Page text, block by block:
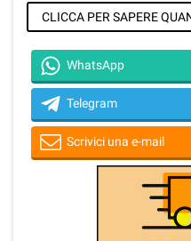
CLICCA PER SAPERE
WhatsApp
Telegram
Scrivici una e-mail